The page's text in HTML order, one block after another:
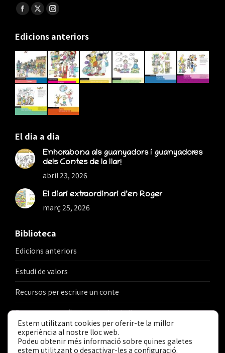
Find us on:
Facebook
opens
in
new
window
X
opens
in
new
window
Instagram
opens
in
new
window
Edicions anteriors
El dia a dia
Enhorabona als guanyadors i guanyadores
dels Contes de la llar!
abril 23, 2026
El diari extraordinari d’en Roger
març 25, 2026
Biblioteca
Edicions anteriors
Estudi de valors
Recursos per escriure un conte
Recursos per reflexionar sobre la llar
Estem utilitzant cookies per oferir-te la millor
experiència al nostre lloc web.
Podeu obtenir més informació sobre quines galetes
estem utilitzant o desactivar-les a configuració.